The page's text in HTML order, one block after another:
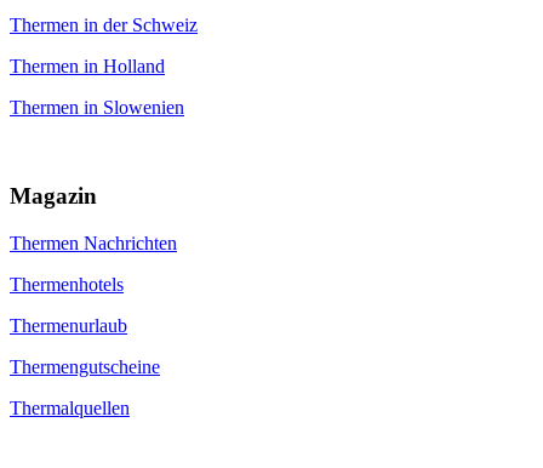
Thermen in der Schweiz
Thermen in Holland
Thermen in Slowenien
Magazin
Thermen Nachrichten
Thermenhotels
Thermenurlaub
Thermengutscheine
Thermalquellen